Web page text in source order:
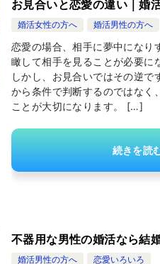
お見合いと恋愛の違い｜婚
婚活女性の方へ 婚活男性の方へ
恋愛の場合、相手に夢中になり
瞰して相手を見ることが必要に
しかし、お見合いではその逆で
から条件で判断するのではなく
ことが大切になります。 […]
続きを読
不器用な男性の婚活なら結
婚活男性の方へ 恋愛いろいろ